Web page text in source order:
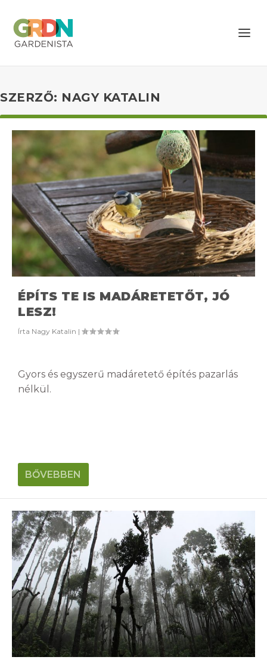
SZERZŐ: NAGY KATALIN
ÉPÍTS TE IS MADÁRETETŐT, JÓ
LESZ!
Írta Nagy Katalin |
Gyors és egyszerű madáretető építés pazarlás
nélkül.
BŐVEBBEN